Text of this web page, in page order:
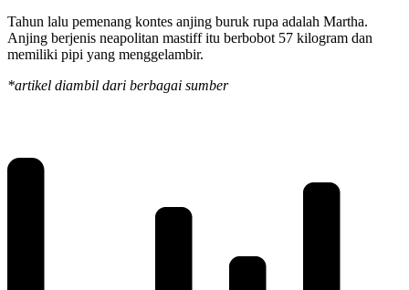
Tahun lalu pemenang kontes anjing buruk rupa adalah Martha.
Anjing berjenis neapolitan mastiff itu berbobot 57 kilogram dan
memiliki pipi yang menggelambir.
*artikel diambil dari berbagai sumber